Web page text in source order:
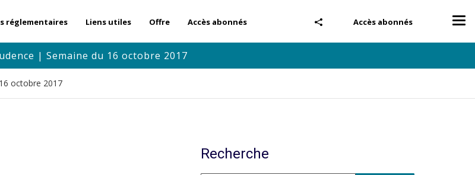
Accès abonnés
réglementaires Liens utiles Offre Accès abonnés
| Semaine du 16 octobre 2017
octobre 2017
Recherche